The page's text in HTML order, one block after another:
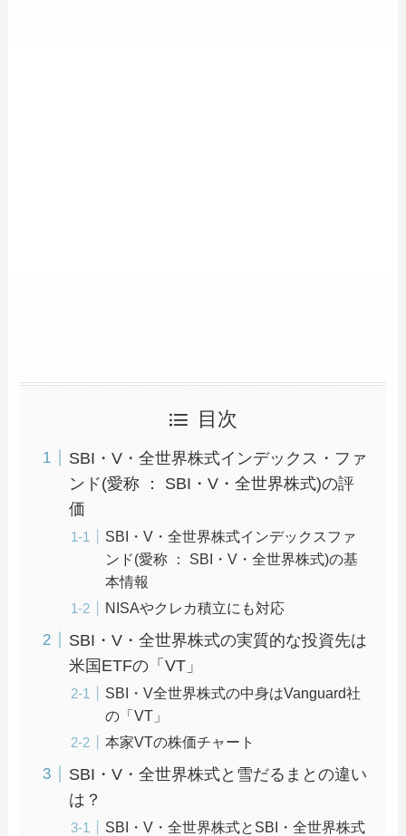
目次
SBI・V・全世界株式インデックス・ファ
ンド(愛称 ： SBI・V・全世界株式)の評
価
SBI・V・全世界株式インデックスファ
ンド(愛称 ： SBI・V・全世界株式)の基
本情報
NISAやクレカ積立にも対応
SBI・V・全世界株式の実質的な投資先は
米国ETFの「VT」
SBI・V全世界株式の中身はVanguard社
の「VT」
本家VTの株価チャート
SBI・V・全世界株式と雪だるまとの違い
は？
SBI・V・全世界株式とSBI・全世界株式